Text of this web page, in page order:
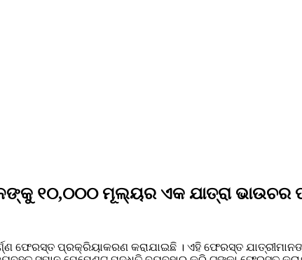
୧୦,୦୦୦ ମୂଲ୍ୟର ଏକ ଯାତ୍ରା ଭାଉଚର
ଫେରସ୍ତ ପ୍ରକ୍ରିୟାକରଣ କରାଯାଇଛି । ଏହି ଫେରସ୍ତ